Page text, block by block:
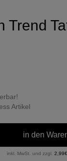
Trend
Artikel
in den
inkl. MwSt. und zzgl.